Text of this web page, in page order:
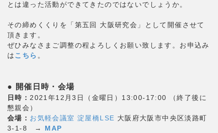
とは違った活動ができてきたのではないでしょうか。
その締めくくりを「第五回 大阪研究会」として開催させて
頂きます。
ぜひみなさまご調整の程よろしくお願い致します。お申込み
はこちら 。
● 開催日時・会場
日時：2021年12月3日（金曜日）13:00-17:00 （終了後に
懇親会）
会場： お気軽会議室 淀屋橋LSE 大阪府大阪市中央区淡路町
3-1-8 → MAP